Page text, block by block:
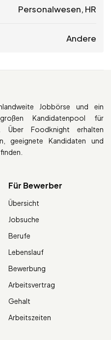
Personalwesen, HR
Andere
Jobbörse und ein
Kandidatenpool für
Über Foodknight erhalten
geeignete Kandidaten und
Für Bewerber
Übersicht
Jobsuche
Berufe
Lebenslauf
Bewerbung
Arbeitsvertrag
Gehalt
Arbeitszeiten